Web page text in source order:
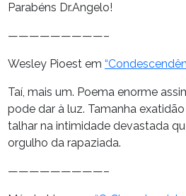
Parabéns Dr.Angelo!
—————————–
Wesley Pioest em
Taí, mais um. Poema enorme
pode dar à luz. Tamanha
talhar na intimidade devastada
orgulho da rapaziada.
—————————–